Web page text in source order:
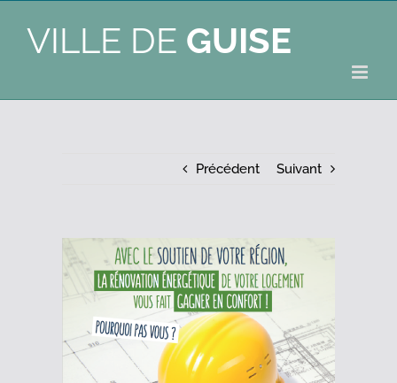
VILLE DE GUISE
Précédent Suivant
l'image
agrandie